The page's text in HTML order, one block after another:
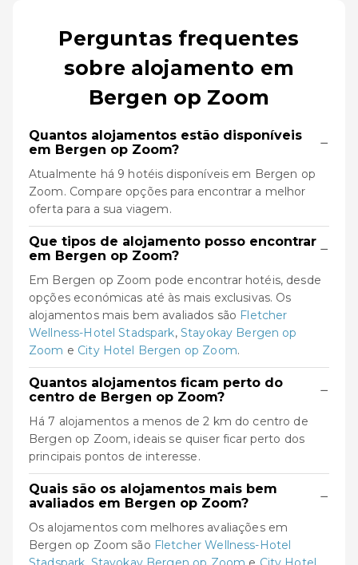
Perguntas frequentes
sobre alojamento em
Bergen op Zoom
Quantos alojamentos estão disponíveis
em Bergen op Zoom?
−
Atualmente há 9 hotéis disponíveis em Bergen op
Zoom. Compare opções para encontrar a melhor
oferta para a sua viagem.
Que tipos de alojamento posso encontrar
em Bergen op Zoom?
−
Em Bergen op Zoom pode encontrar hotéis, desde
opções económicas até às mais exclusivas. Os
alojamentos mais bem avaliados são Fletcher
Wellness-Hotel Stadspark, Stayokay Bergen op
Zoom e City Hotel Bergen op Zoom.
Quantos alojamentos ficam perto do
centro de Bergen op Zoom?
−
Há 7 alojamentos a menos de 2 km do centro de
Bergen op Zoom, ideais se quiser ficar perto dos
principais pontos de interesse.
Quais são os alojamentos mais bem
avaliados em Bergen op Zoom?
−
Os alojamentos com melhores avaliações em
Bergen op Zoom são Fletcher Wellness-Hotel